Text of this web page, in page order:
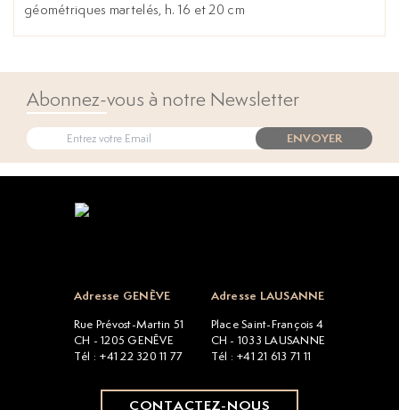
géométriques martelés, h. 16 et 20 cm
Abonnez-vous à notre Newsletter
ENVOYER
Adresse GENÈVE
Rue Prévost-Martin 51
CH - 1205 GENÈVE
Tél : +41 22 320 11 77
Adresse LAUSANNE
Place Saint-François 4
CH - 1033 LAUSANNE
Tél : +41 21 613 71 11
CONTACTEZ-NOUS